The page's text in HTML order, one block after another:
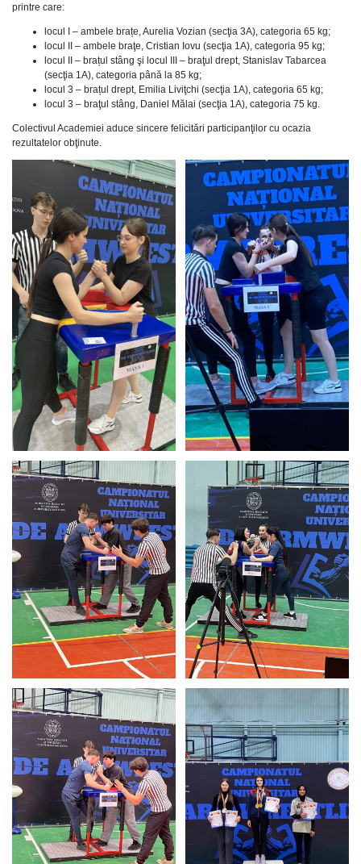
printre care:
locul I – ambele brațe, Aurelia Vozian (secţia 3A), categoria 65 kg;
locul II – ambele braţe, Cristian Iovu (secţia 1A), categoria 95 kg;
locul II – brațul stâng şi locul III – braţul drept, Stanislav Tabarcea
(secţia 1A), categoria până la 85 kg;
locul 3 – brațul drept, Emilia Liviţchi (secţia 1A), categoria 65 kg;
locul 3 – braţul stâng, Daniel Mălai (secţia 1A), categoria 75 kg.
Colectivul Academiei aduce sincere felicitări participanţilor cu ocazia
rezultatelor obţinute.